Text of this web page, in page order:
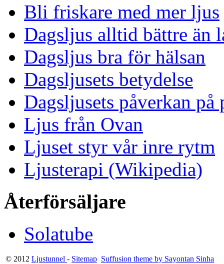
Bli friskare med mer ljus
Dagsljus alltid bättre än
Dagsljus bra för hälsan
Dagsljusets betydelse
Dagsljusets påverkan på
Ljus från Ovan
Ljuset styr vår inre rytm
Ljusterapi (Wikipedia)
Återförsäljare
Solatube
© 2012 Ljustunnel - Sitemap Suffusion theme by Sayontan Sinha